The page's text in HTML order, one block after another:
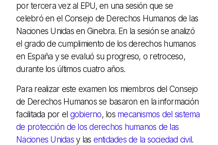
por tercera vez al EPU, en una sesión que se
celebró en el Consejo de Derechos Humanos de las
Naciones Unidas en Ginebra. En la sesión se analizó
el grado de cumplimiento de los derechos humanos
en España y se evaluó su progreso, o retroceso,
durante los últimos cuatro años.
Para realizar este examen los miembros del Consejo
de Derechos Humanos se basaron en la información
facilitada por el gobierno, los mecanismos del sistema
de protección de los derechos humanos de las
Naciones Unidasy las entidades de la sociedad civil.